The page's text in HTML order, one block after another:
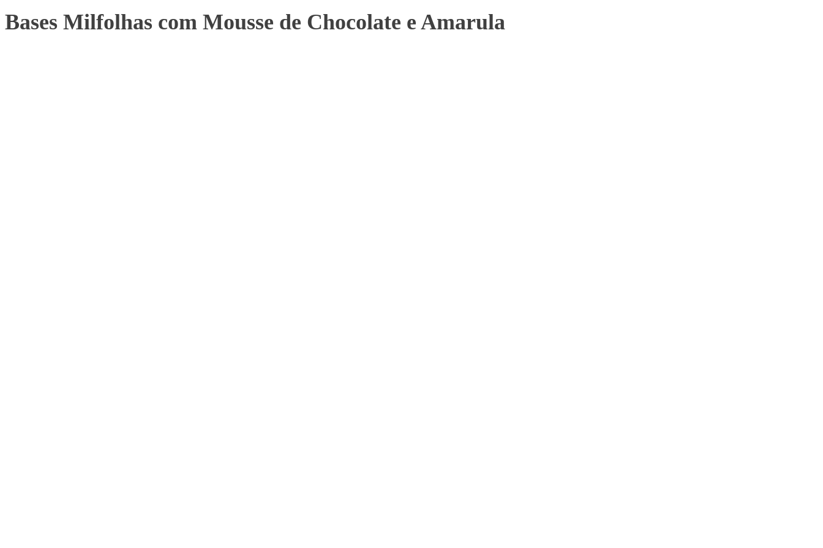
Bases Milfolhas com Mousse de Chocolate e Amarula